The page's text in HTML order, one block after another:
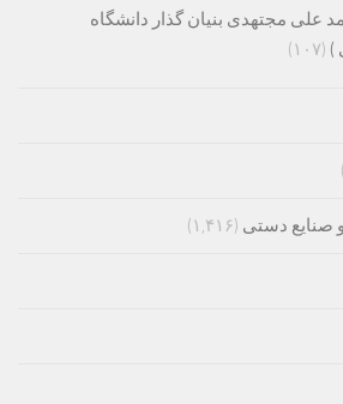
علی مجتهدی بنیان گذار دانشگاه
) (۱۰۷)
صنایع دستی (۱,۴۱۶)